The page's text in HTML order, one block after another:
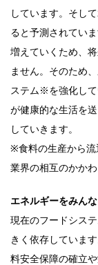
しています。そし
ると予測されてい
増えていくため、
ません。そのため
ステム※を強化し
が健康的な生活を
していきます。
※食料の生産から流
業界の相互のかかわ
エネルギーをみん
現在のフードシス
きく依存していま
料安全保障の確立